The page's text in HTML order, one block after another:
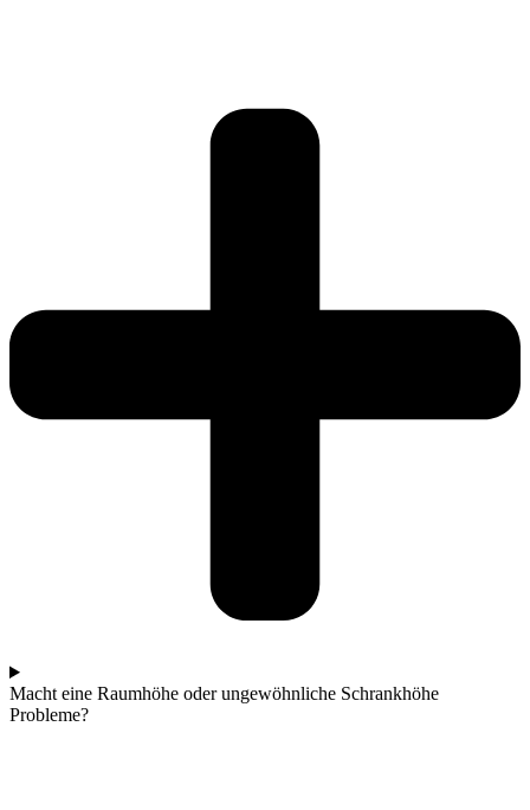
Macht eine Raumhöhe oder ungewöhnliche Schrankhöhe
Probleme?